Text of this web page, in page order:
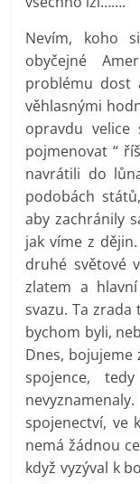
Nevím, koho
obyčejné
problému dost
věhlasnými
opravdu
pojmenovat “
navrátili do
podobách
aby zachránily
jak víme z
druhé světové
zlatem a
svazu. Ta
bychom byli,
Dnes, bojujeme
spojence,
spojenectví, ve
nemá žádnou
když vyzýval k